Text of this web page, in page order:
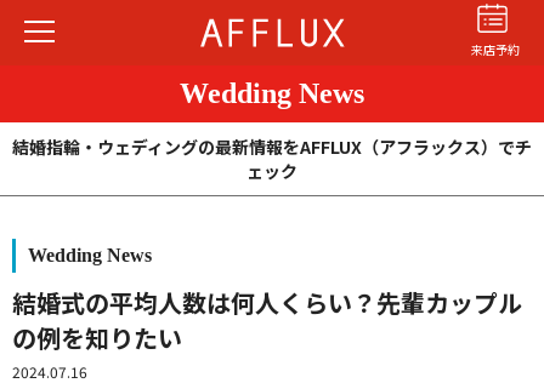
来店予約
セットリング
商品カテゴリ
Wedding News
結婚指輪・ウェディングの最新情報をAFFLUX（アフラックス）でチ
ェック
Wedding News
結婚式の平均人数は何人くらい？先輩カップル
の例を知りたい
2024.07.16